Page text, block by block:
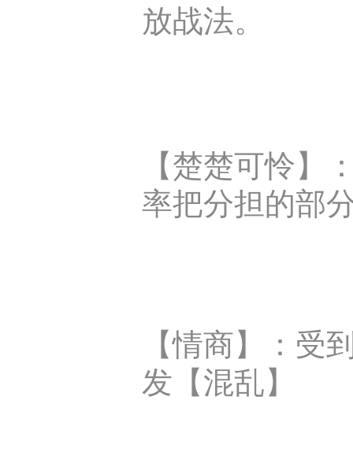
放战法。
【楚楚可怜
率把分担的部
【情商】：
发【混乱】